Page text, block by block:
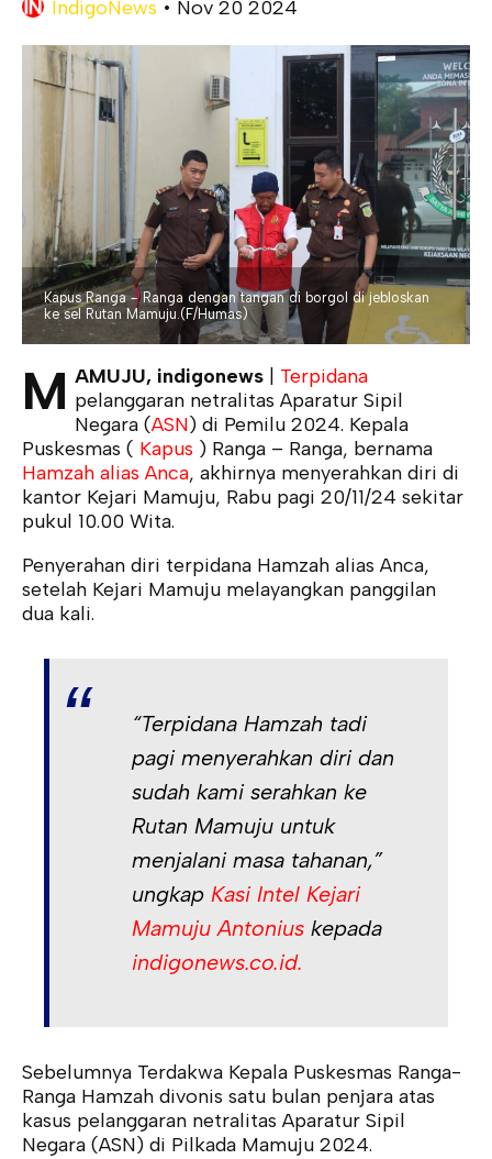
IndigoNews • Nov 20 2024
Kapus Ranga - Ranga dengan tangan di borgol di jebloskan
ke sel Rutan Mamuju.(F/Humas)
M AMUJU, indigonews
Terpidana
pelanggaran netralitas Aparatur Sipil
Negara (ASN) di Pemilu 2024. Kepala
Puskesmas ( Kapus ) Ranga – Ranga, bernama
Hamzah alias Anca, akhirnya menyerahkan diri di
kantor Kejari Mamuju, Rabu pagi 20/11/24 sekitar
pukul 10.00 Wita.
Penyerahan diri terpidana Hamzah alias Anca,
setelah Kejari Mamuju melayangkan panggilan
dua kali.
“Terpidana Hamzah tadi
pagi menyerahkan diri dan
sudah kami serahkan ke
Rutan Mamuju untuk
menjalani masa tahanan,”
ungkap Kasi Intel Kejari
Mamuju Antonius kepada
indigonews.co.id.
Sebelumnya Terdakwa Kepala Puskesmas Ranga-
Ranga Hamzah divonis satu bulan penjara atas
kasus pelanggaran netralitas Aparatur Sipil
Negara (ASN) di Pilkada Mamuju 2024.